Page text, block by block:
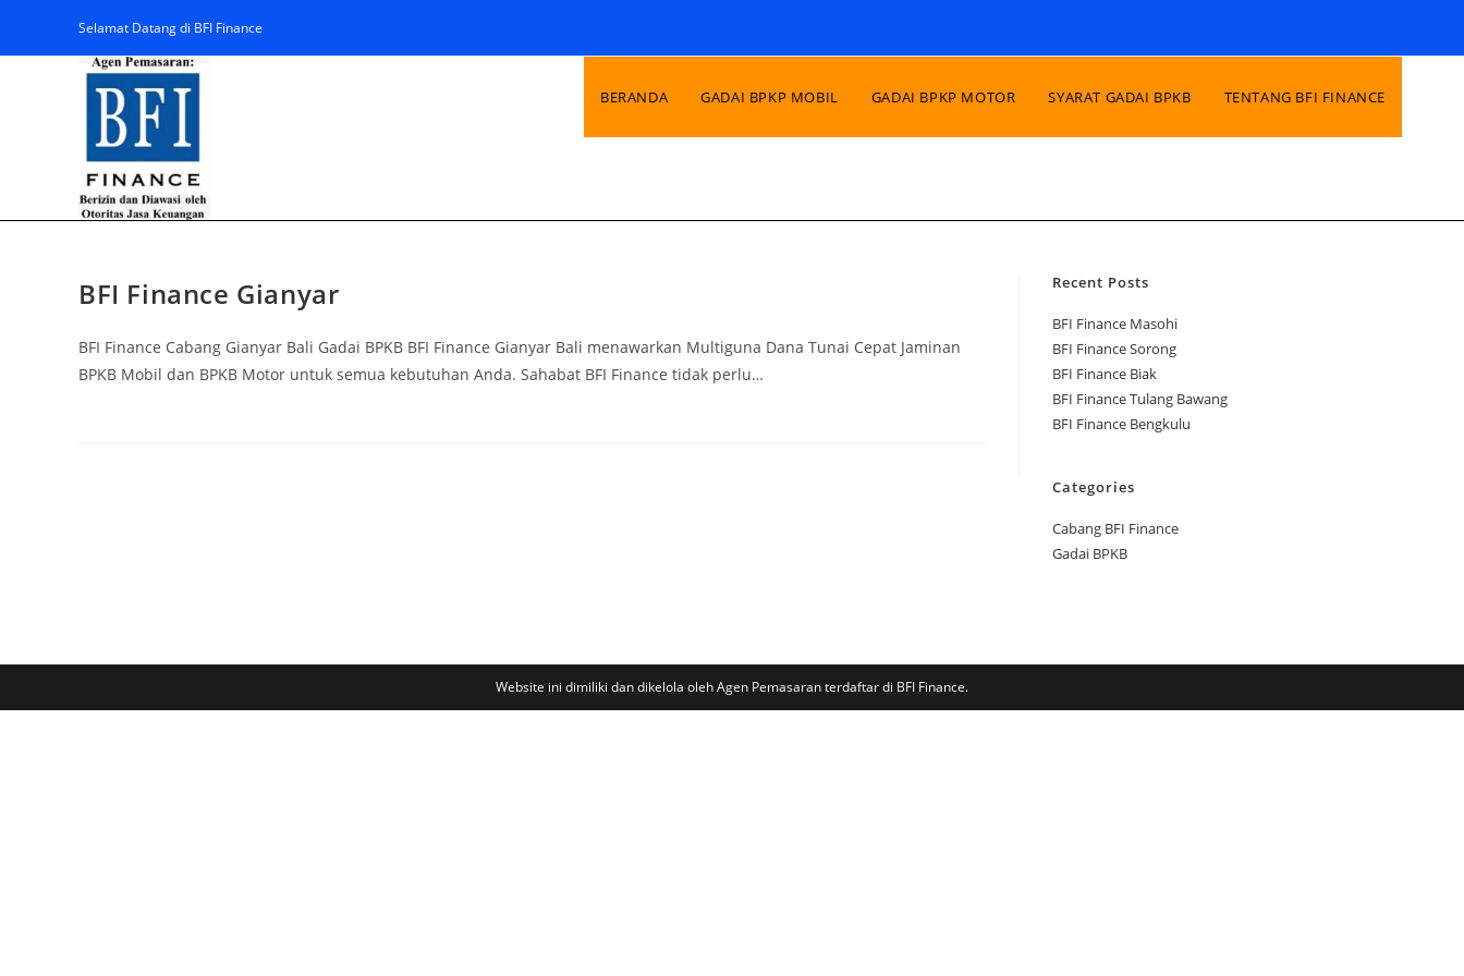
Selamat Datang di BFI Finance
BERANDA GADAI BPKP MOBIL GADAI BPKP MOTOR SYARAT GADAI BPKB TENTANG BFI FINANCE
BFI Finance Gianyar
BFI Finance Cabang Gianyar Bali Gadai BPKB BFI Finance Gianyar Bali menawarkan Multiguna Dana Tunai Cepat Jaminan
BPKB Mobil dan BPKB Motor untuk semua kebutuhan Anda. Sahabat BFI Finance tidak perlu…
Recent Posts
BFI Finance Masohi
BFI Finance Sorong
BFI Finance Biak
BFI Finance Tulang Bawang
BFI Finance Bengkulu
Categories
Cabang BFI Finance
Gadai BPKB
Website ini dimiliki dan dikelola oleh Agen Pemasaran terdaftar di BFI Finance.